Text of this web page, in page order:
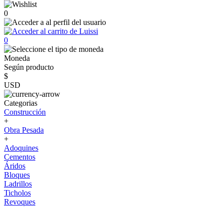
0
0
Moneda
Según producto
$
USD
Categorias
Construcción
+
Obra Pesada
+
Adoquines
Cementos
Áridos
Bloques
Ladrillos
Ticholos
Revoques